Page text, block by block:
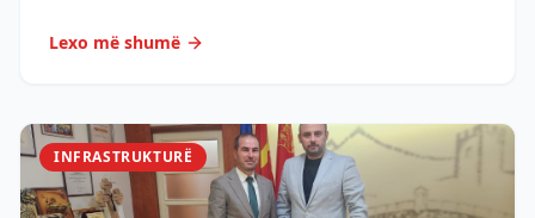
Lexo më shumë
INFRASTRUKTURË